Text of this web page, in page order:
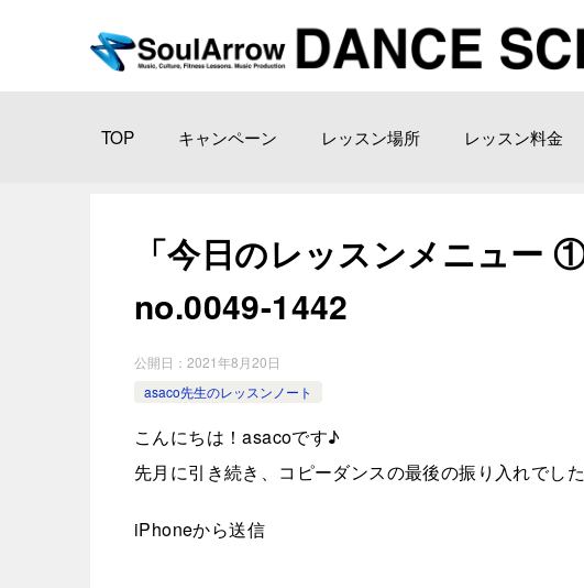
TOP キャンペーン レッスン場所 レッスン料金
「今日のレッスンメニュー
no.0049-1442
公開日： 2021年8月20日
asaco先生のレッスンノート
こんにちは！asacoです♪
先月に引き続き、コピーダンスの最後の振り入れでした
iPhoneから送信